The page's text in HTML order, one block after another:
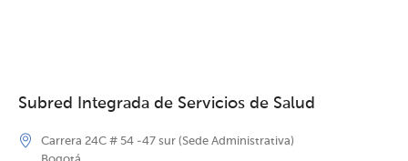
Subred Integrada de Servicios de Salud
Carrera 24C # 54 -47 sur (Sede Administrativa)